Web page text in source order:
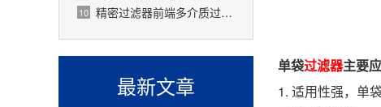
10 精密过滤器前端多介质过滤失效会怎样？
最新文章
单袋过滤器主要
1. 适用性强，单